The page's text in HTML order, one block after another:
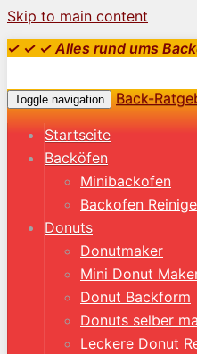
Skip to main content
✓ ✓ ✓ Alles rund ums
Toggle navigation Back-
Startseite
Backöfen
Minibackofen
Backofen
Donuts
Donutmaker
Mini Donut
Donut Backform
Donuts selber
Leckere Donut